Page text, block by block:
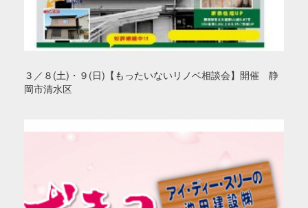
３／８(土)・９(日)【もったいないリノベ相談会】開催 静
岡市清水区